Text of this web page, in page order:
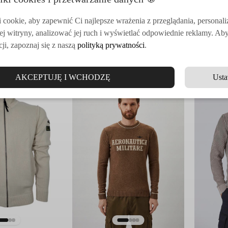
Pierwotna
wynosiła:
799.00 zł.
Aktualna
wynosi:
399.00 zł.
wynosiła:
629.00 zł.
wynosi:
319.00 zł.
aby zapewnić Ci najlepsze wrażenia z przeglądania,
witryny, analizować jej ruch i wyświetlać odpowiednie reklamy.
zapoznaj się z naszą polityką prywatności.
AKCEPTUJĘ I WCHODZĘ